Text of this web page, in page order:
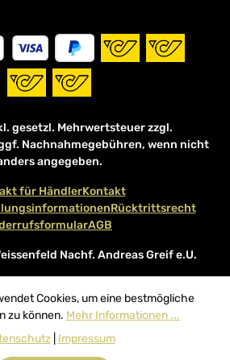
gesetzl. Mehrwertsteuer zzgl.
Nachnahmegebühren, wenn nicht
angegeben.
Nachf. Andreas Greif e.U.
für HändlerKontakt
Rücktrittsrecht
AGB
Cookies, um eine bestmögliche
zu können. Mehr Informationen ...
| Impressum